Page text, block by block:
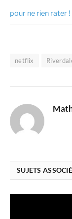
pour ne rien rater !
netflix
SUJETS